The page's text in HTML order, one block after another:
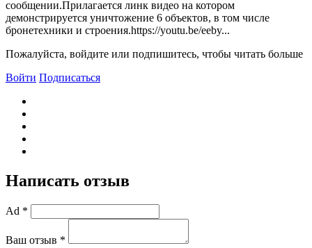
сообщении.Прилагается линк видео на котором
демонстрируется уничтожение 6 объектов, в том числе
бронетехники и строения.https://youtu.be/eeby...
Пожалуйста, войдите или подпишитесь, чтобы читать больше
Войти Подписаться
Написать отзыв
Ad *
Ваш отзыв *